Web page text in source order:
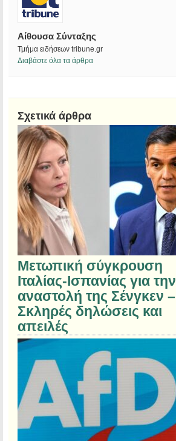
Αίθουσα Σύνταξης
Τμήμα ειδήσεων tribune.gr
Διαβάστε όλα τα άρθρα
Σχετικά άρθρα
Μετωπική σύγκρουση
Ιταλίας-Ισπανίας για την
αναστολή της Σένγκεν –
Σκληρές δηλώσεις και
απειλές